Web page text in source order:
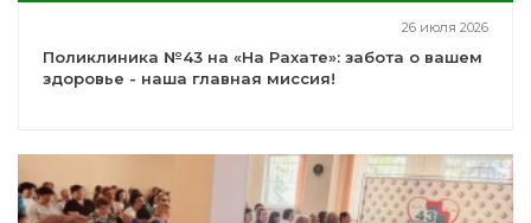
26 июля 2026
Поликлиника №43 на «На Рахате»: забота о вашем
здоровье - наша главная миссия!